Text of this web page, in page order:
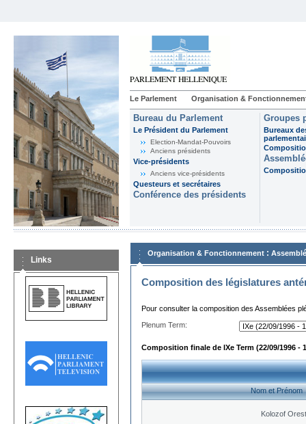
Le Parlement Organisation &
Bureau du Parlement
Le Président du Parlement
Election-Mandat-Pouvoirs
Anciens présidents
Vice-présidents
Anciens vice-présidents
Questeurs et secrétaires
Conférence des présidents
Groupes
Bureaux
Links
Organisation & Fonctionnement :
Composition des législatures
Pour consulter la composition des Assemblées
Plenum Term:
Composition finale de IXe Term (22/09/1996 -
Nom et Prénom
Kolozof